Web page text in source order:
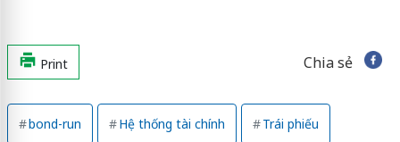
Print Chia sẻ
bond-run Hệ thống tài chính Trái phiếu